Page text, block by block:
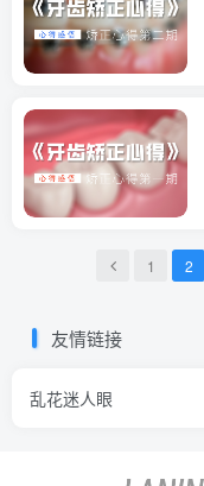
1 2
友情链接
乱花迷人眼